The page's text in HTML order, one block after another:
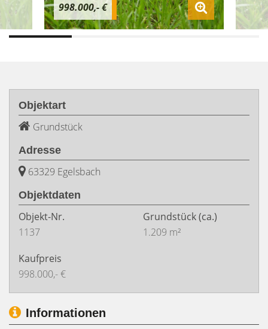
998.000,- €
Objektart
Grundstück
Adresse
63329 Egelsbach
Objektdaten
Objekt-Nr.
1137
Grundstück(ca.)
1.209 m²
Kaufpreis
998.000,- €
Informationen